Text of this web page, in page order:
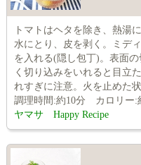
トマトはヘタを除き、熱湯
水にとり、皮を剥く。ミデ
を入れる(隠し包丁)。表面
く切り込みをいれると目立
れすぎに注意。火を止めた
調理時間:約10分 カロリー:
ヤマサ Happy Recipe